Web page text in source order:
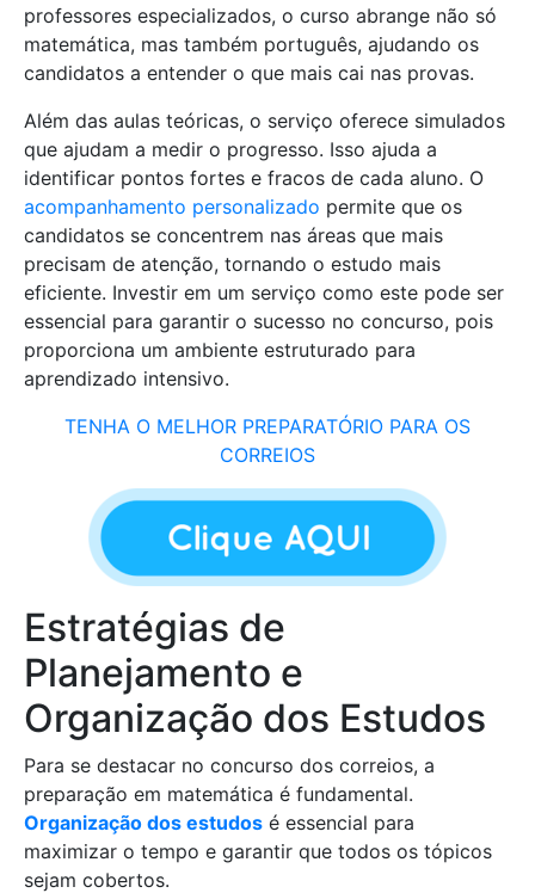
professores especializados, o curso abrange não só
matemática, mas também português, ajudando os
candidatos a entender o que mais cai nas provas.
Além das aulas teóricas, o serviço oferece simulados
que ajudam a medir o progresso. Isso ajuda a
identificar pontos fortes e fracos de cada aluno. O
acompanhamento personalizado permite que os
candidatos se concentrem nas áreas que mais
precisam de atenção, tornando o estudo mais
eficiente. Investir em um serviço como este pode ser
essencial para garantir o sucesso no concurso, pois
proporciona um ambiente estruturado para
aprendizado intensivo.
TENHA O MELHOR PREPARATÓRIO PARA OS
CORREIOS
Estratégias de
Planejamento e
Organização dos Estudos
Para se destacar no concurso dos correios, a
preparação em matemática é fundamental.
Organização dos estudos é essencial para
maximizar o tempo e garantir que todos os tópicos
sejam cobertos.